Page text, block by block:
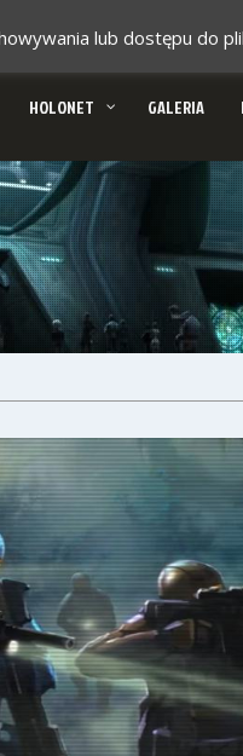
HOLONET GALERIA
lub dostępu do